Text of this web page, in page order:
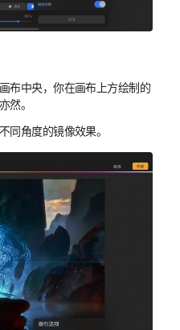
布中央，你在画布上方绘制的
然。
同角度的镜像效果。